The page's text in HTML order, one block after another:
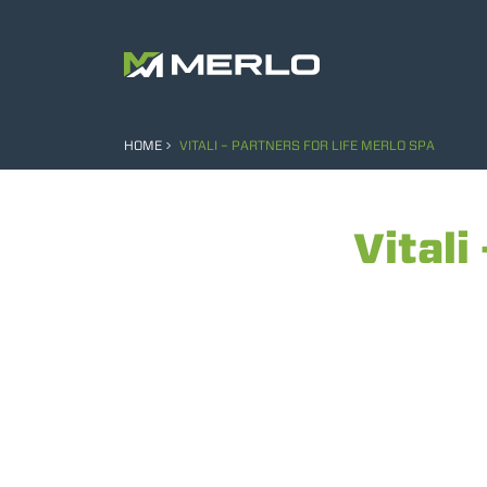
HOME VITALI – PARTNERS FOR LIFE MERLO SPA
Vitali